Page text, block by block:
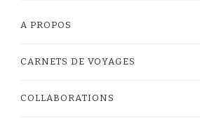
A PROPOS
CARNETS DE VOYAGES
COLLABORATIONS